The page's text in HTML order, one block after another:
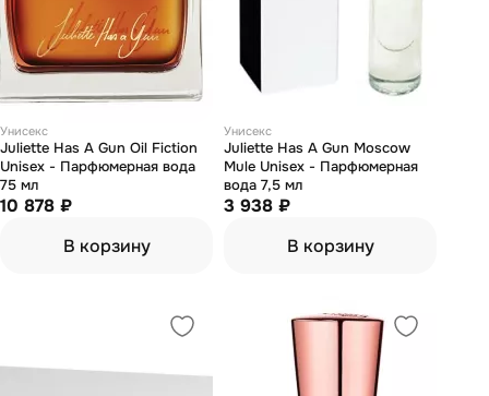
Унисекс
Juliette Has А Gun Oil Fiction
Unisex - Парфюмерная вода
75 мл
10 878 ₽
В корзину
Унисекс
Juliette Has А Gun Moscow
Mule Unisex - Парфюмерная
вода 7,5 мл
3 938 ₽
В корзину